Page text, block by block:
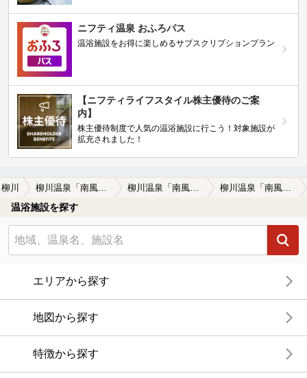
ニフティ温泉 おふろパス
温浴施設をお得に楽しめるサブスクリプションプラン
【ニフティライフスタイル株主優待のご案
内】
株主優待制度で人気の温浴施設に行こう！対象施設が
拡充されました！
柳川 柳川温泉「南風」（はえんかぜ）の口コミ 柳川観光の後に
温浴施設を探す
エリアから探す
地図から探す
特徴から探す